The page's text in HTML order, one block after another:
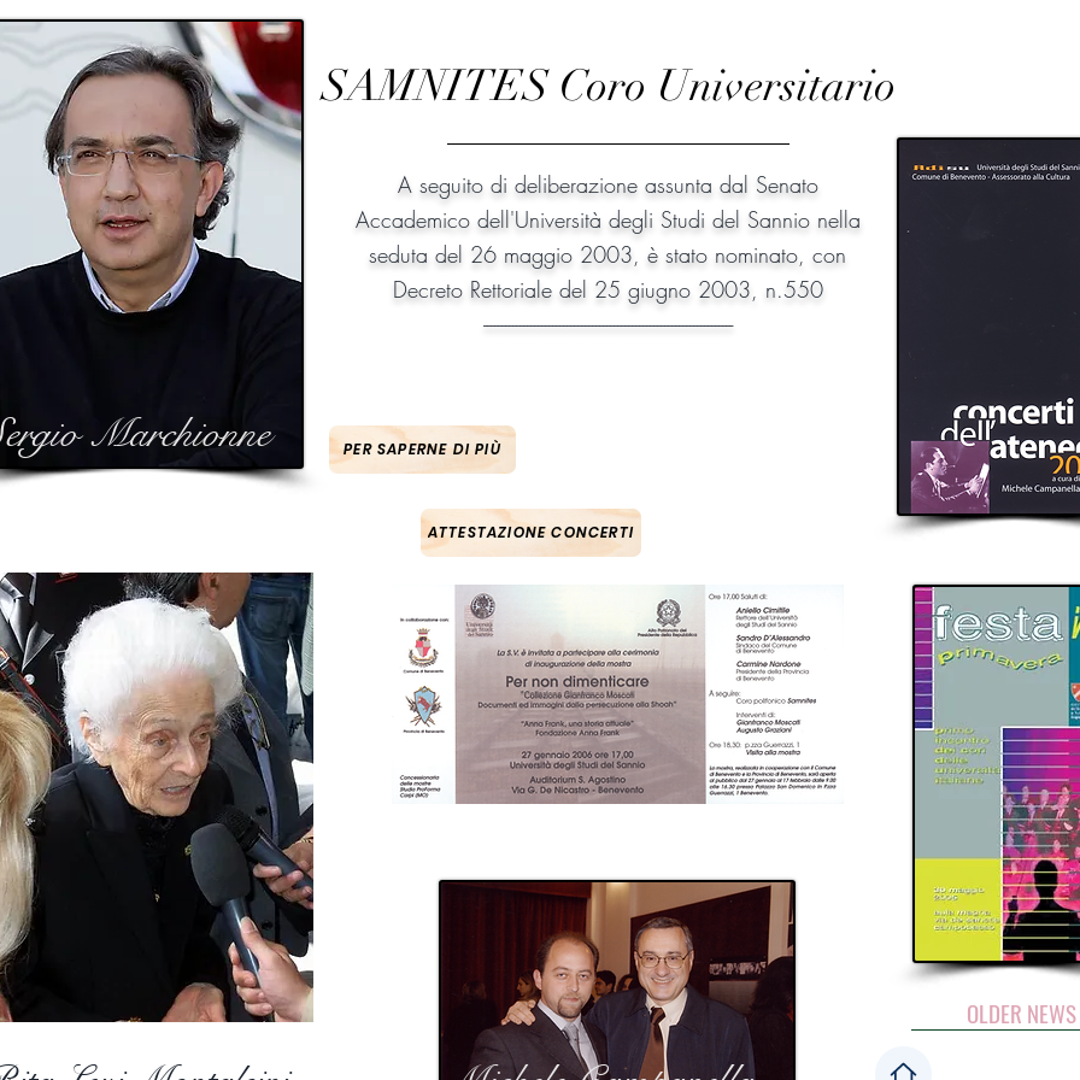
Marchionne
SAMNITES Coro Universitario
A seguito di deliberazione assunta dal Senato
Accademico dell'Università degli Studi del Sannio nella
seduta del 26 maggio 2003, è stato nominato, con
Decreto Rettoriale del 25 giugno 2003, n.550
---------------------------------------------------------------------
PER SAPERNE DI PIÙ
ATTESTAZIONE CONCERTI
Marchionne
OLDER NEWS